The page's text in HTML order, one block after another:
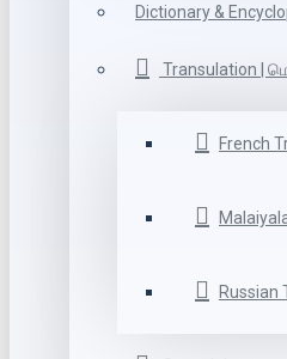
Dictionary &
Transulation |
French
Russian